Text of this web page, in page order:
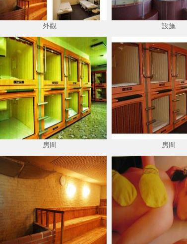
外觀 設施
房間 房間